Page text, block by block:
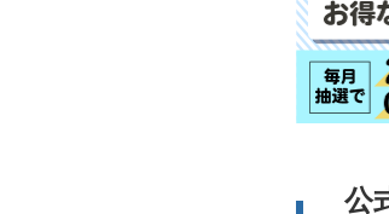
公